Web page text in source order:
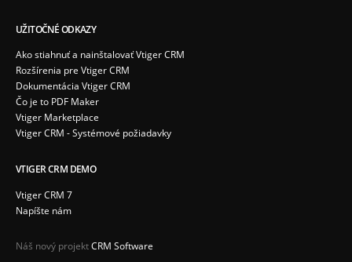
UŽITOČNÉ ODKAZY
Ako stiahnuť a nainštalovať Vtiger CRM
Rozšírenia pre Vtiger CRM
Dokumentácia Vtiger CRM
Čo je to PDF Maker
Vtiger Marketplace
Vtiger CRM - Systémové požiadavky
VTIGER CRM DEMO
Vtiger CRM 7
Napíšte nám
Náš nový projektCRM Software